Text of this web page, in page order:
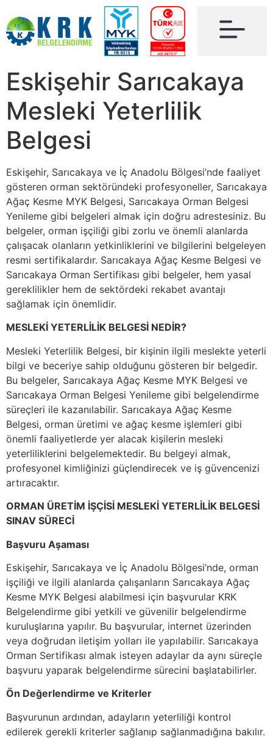
Eskişehir Sarıcakaya
Mesleki Yeterlilik
Belgesi
Eskişehir, Sarıcakaya ve İç Anadolu Bölgesi’nde faaliyet
gösteren orman sektöründeki profesyoneller, Sarıcakaya
Ağaç Kesme MYK Belgesi, Sarıcakaya Orman Belgesi
Yenileme gibi belgeleri almak için doğru adrestesiniz. Bu
belgeler, orman işçiliği gibi zorlu ve önemli alanlarda
çalışacak olanların yetkinliklerini ve bilgilerini belgeleyen
resmi sertifikalardır. Sarıcakaya Ağaç Kesme Belgesi ve
Sarıcakaya Orman Sertifikası gibi belgeler, hem yasal
gereklilikler hem de sektördeki rekabet avantajı
sağlamak için önemlidir.
MESLEKİ YETERLİLİK BELGESİ NEDİR?
Mesleki Yeterlilik Belgesi, bir kişinin ilgili meslekte yeterli
bilgi ve beceriye sahip olduğunu gösteren bir belgedir.
Bu belgeler, Sarıcakaya Ağaç Kesme MYK Belgesi ve
Sarıcakaya Orman Belgesi Yenileme gibi belgelendirme
süreçleri ile kazanılabilir. Sarıcakaya Ağaç Kesme
Belgesi, orman üretimi ve ağaç kesme işlemleri gibi
önemli faaliyetlerde yer alacak kişilerin mesleki
yeterliliklerini belgelemektedir. Bu belgeyi almak,
profesyonel kimliğinizi güçlendirecek ve iş güvencenizi
artıracaktır.
ORMAN ÜRETİM İŞÇİSİ MESLEKİ YETERLİLİK BELGESİ
SINAV SÜRECİ
Başvuru Aşaması
Eskişehir, Sarıcakaya ve İç Anadolu Bölgesi’nde, orman
işçiliği ve ilgili alanlarda çalışanların Sarıcakaya Ağaç
Kesme MYK Belgesi alabilmesi için başvurular KRK
Belgelendirme gibi yetkili ve güvenilir belgelendirme
kuruluşlarına yapılır. Bu başvurular, internet üzerinden
veya doğrudan iletişim yolları ile yapılabilir. Sarıcakaya
Orman Sertifikası almak isteyen adaylar da aynı süreçle
başvuru yaparak belgelendirme sürecini başlatabilirler.
Ön Değerlendirme ve Kriterler
Başvurunun ardından, adayların yeterliliği kontrol
edilerek gerekli kriterler sağlanıp sağlanmadığına bakılır.